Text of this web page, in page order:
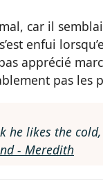
car il
enfui
apprécié
pas les
he likes the
- Meredith